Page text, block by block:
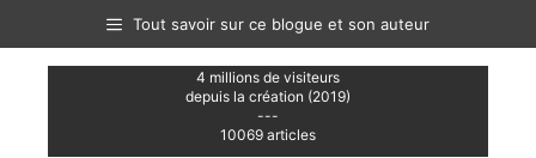
contenu
Tout savoir sur ce blogue et son auteur
4 millions de visiteurs
depuis la création (2019)
---
10069 articles